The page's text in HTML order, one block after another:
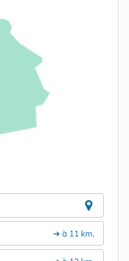
➔ à 11 km.